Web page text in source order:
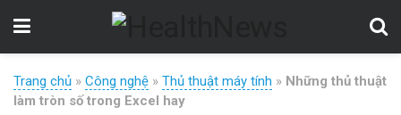
Trang chủ » Công nghệ » Thủ thuật máy tính » Những thủ thuật
làm tròn số trong Excel hay